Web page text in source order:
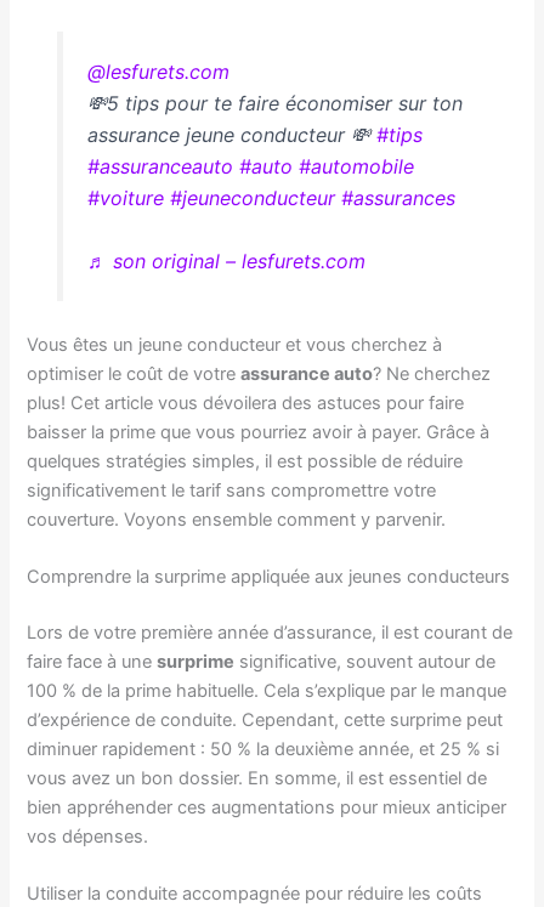
@lesfurets.com
💸5 tips pour te faire économiser sur ton
assurance jeune conducteur 💸#tips
#assuranceauto #auto #automobile
#voiture #jeuneconducteur #assurances
♬ son original – lesfurets.com
Vous êtes un jeune conducteur et vous cherchez à
optimiser le coût de votreassurance auto? Ne cherchez
plus! Cet article vous dévoilera des astuces pour faire
baisser la prime que vous pourriez avoir à payer. Grâce à
quelques stratégies simples, il est possible de réduire
significativement le tarif sans compromettre votre
couverture. Voyons ensemble comment y parvenir.
Comprendre la surprime appliquée aux jeunes conducteurs
Lors de votre première année d’assurance, il est courant de
faire face à unesurprime significative, souvent autour de
100 % de la prime habituelle. Cela s’explique par le manque
d’expérience de conduite. Cependant, cette surprime peut
diminuer rapidement : 50 % la deuxième année, et 25 % si
vous avez un bon dossier. En somme, il est essentiel de
bien appréhender ces augmentations pour mieux anticiper
vos dépenses.
Utiliser la conduite accompagnée pour réduire les coûts